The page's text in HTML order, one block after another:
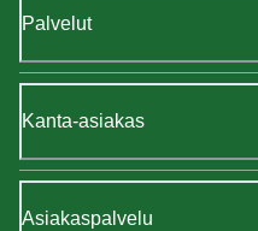
Palvelut
Kanta-asiakas
Asiakaspalvelu